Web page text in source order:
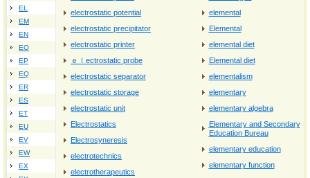
EL
EM
EN
EO
EP
EQ
ER
ES
ET
EU
EV
EW
EX
electrostatic potential
electrostatic precipitator
electrostatic printer
ｅｌectrostatic probe
electrostatic separator
electrostatic storage
electrostatic unit
Electrostatics
Electrosyneresis
electrotechnics
electrotherapeutics
elemental
Elemental
elemental diet
Elemental diet
elementalism
elementary
elementary algebra
Elementary and Secondary
Education Bureau
elementary education
elementary function